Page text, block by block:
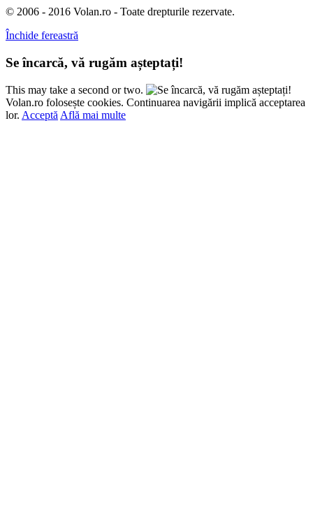
© 2006 - 2016 Volan.ro - Toate drepturile rezervate.
Închide fereastră
Se încarcă, vă rugăm așteptați!
This may take a second or two.
Volan.ro folosește cookies. Continuarea navigării implică acceptarea
lor. Acceptă Află mai multe